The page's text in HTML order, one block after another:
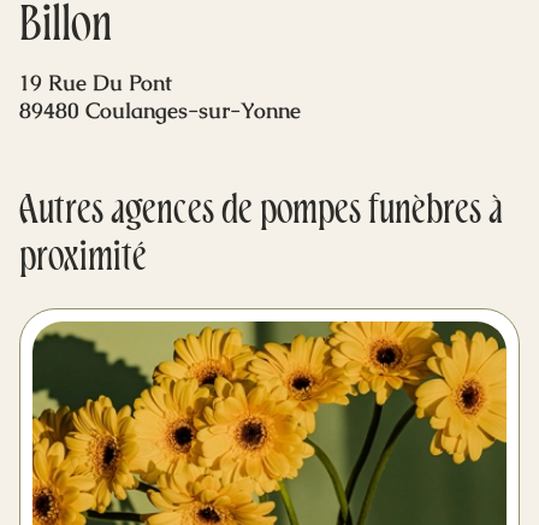
Billon
19 Rue Du Pont
89480 Coulanges-sur-Yonne
Autres agences de pompes funèbres à
proximité